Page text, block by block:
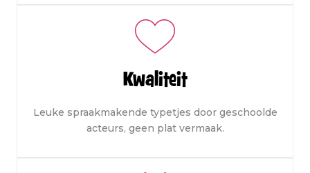
Kwaliteit
Leuke spraakmakende typetjes door geschoolde
acteurs, geen plat vermaak.